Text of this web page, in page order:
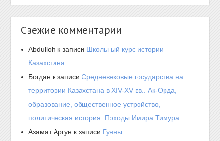
Свежие комментарии
Abdulloh к записи Школьный курс истории
Казахстана
Богдан к записиСредневековые государства на
территории Казахстана в XIV-XV вв.. Ак-Орда,
образование, общественное устройство,
политическая история. Походы Имира Тимура.
Азамат Аргун к записи Гунны